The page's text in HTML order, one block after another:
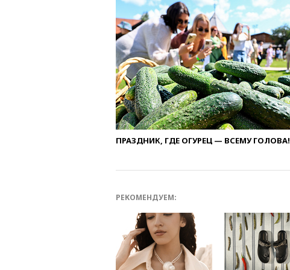
ПРАЗДНИК, ГДЕ ОГУРЕЦ — ВСЕМУ ГОЛОВА!
РЕКОМЕНДУЕМ: